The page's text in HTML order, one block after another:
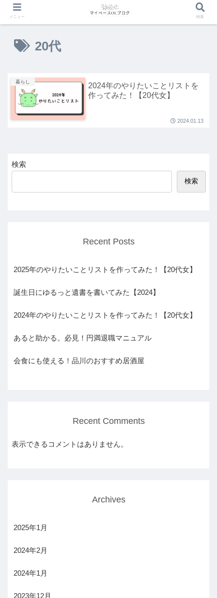
20代
暮らし
2024年のやりたいことリストを
作ってみた！【20代女】
2024.01.13
検索
検索
Recent Posts
2025年のやりたいことリストを作ってみた！【20代女】
誕生日にゆるっと遺書を書いてみた【2024】
2024年のやりたいことリストを作ってみた！【20代女】
あると助かる。必見！円満退職マニュアル
会食にも使える！品川のおすすめ居酒屋
Recent Comments
表示できるコメントはありません。
Archives
2025年1月
2024年2月
2024年1月
2023年12月
メニュー 検索